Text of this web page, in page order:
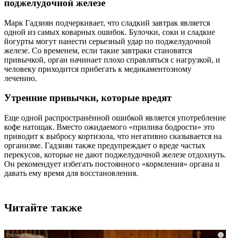
поджелудочной железе
Марк Гадзиян подчеркивает, что сладкий завтрак является
одной из самых коварных ошибок. Булочки, соки и сладкие
йогурты могут нанести серьезный удар по поджелудочной
железе. Со временем, если такие завтраки становятся
привычкой, орган начинает плохо справляться с нагрузкой, и
человеку приходится прибегать к медикаментозному
лечению.
Утренние привычки, которые вредят
Еще одной распространённой ошибкой является употребление
кофе натощак. Вместо ожидаемого «прилива бодрости» это
приводит к выбросу кортизола, что негативно сказывается на
организме. Гадзиян также предупреждает о вреде частых
перекусов, которые не дают поджелудочной железе отдохнуть.
Он рекомендует избегать постоянного «кормления» органа и
давать ему время для восстановления.
Читайте также
i